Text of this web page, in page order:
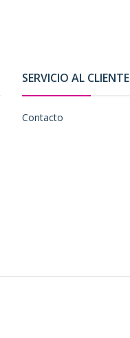
SERVICIO AL CLIENTE
Contacto